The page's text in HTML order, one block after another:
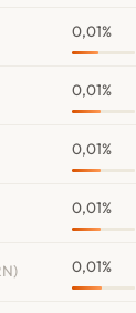
0,01%
0,01%
0,01%
0,01%
0,01%